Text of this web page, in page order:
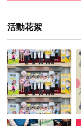
活動花絮